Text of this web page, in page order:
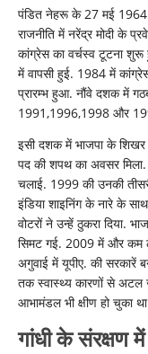
पंडित नेहरू के 27 मई
राजनीति में नरेंद्र मोदी के
कांग्रेस का वर्चस्व टूटना
में वापसी हुई. 1984 में
प्रारम्भ हुआ. नौंवे दशक में
1991,1996,1998 और
इसी दशक में भाजपा के शिखर
पद की शपथ का अवसर मिला.
चलाई. 1999 की उनकी
इंडिया शाइनिंग के नारे के
वोटरों ने उन्हें ठुकरा दिया.
सिमट गई. 2009 में और कम
अगुवाई में यूपीए. की सरकारें
तक स्वास्थ्य कारणों से अटल
आभामंडल भी क्षीण हो चुका
गांधी के